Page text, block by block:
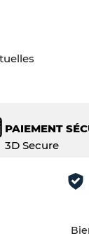
PAIEMENT
3D Secure